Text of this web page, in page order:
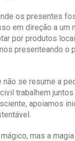
os presentes
em direção a um
por produtos
presenteando o
se resume a
trabalhem
apoiamos
mas a